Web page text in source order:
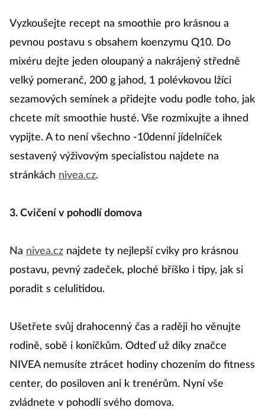
Vyzkoušejte recept na smoothie pro krásnou a
pevnou postavu s obsahem koenzymu Q10. Do
mixéru dejte jeden oloupaný a nakrájený středně
velký pomeranč, 200 g jahod, 1 polévkovou lžíci
sezamových semínek a přidejte vodu podle toho, jak
chcete mít smoothie husté. Vše rozmixujte a ihned
vypijte. A to není všechno -10denní jídelníček
sestavený výživovým specialistou najdete na
stránkách nivea.cz.
3. Cvičení v pohodlí domova
Na nivea.cz najdete ty nejlepší cviky pro krásnou
postavu, pevný zadeček, ploché bříško i tipy, jak si
poradit s celulitidou.
Ušetřete svůj drahocenný čas a raději ho věnujte
rodině, sobě i koníčkům. Odteď už díky značce
NIVEA nemusíte ztrácet hodiny chozením do fitness
center, do posiloven ani k trenérům. Nyní vše
zvládnete v pohodlí svého domova.